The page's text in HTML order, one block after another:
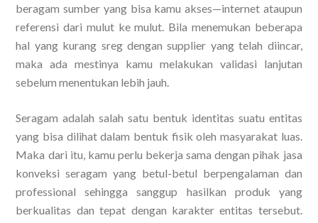
beragam sumber yang bisa kamu akses—internet ataupun
referensi dari mulut ke mulut. Bila menemukan beberapa
hal yang kurang sreg dengan supplier yang telah diincar,
maka ada mestinya kamu melakukan validasi lanjutan
sebelum menentukan lebih jauh.
Seragam adalah salah satu bentuk identitas suatu entitas
yang bisa dilihat dalam bentuk fisik oleh masyarakat luas.
Maka dari itu, kamu perlu bekerja sama dengan pihak jasa
konveksi seragam yang betul-betul berpengalaman dan
professional sehingga sanggup hasilkan produk yang
berkualitas dan tepat dengan karakter entitas tersebut.